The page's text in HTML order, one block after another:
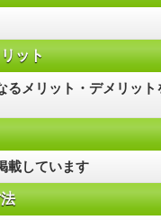
ット
るメリット・デメリッ
載しています